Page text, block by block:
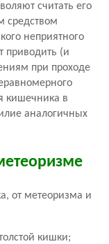
считать его
средством
неприятного
приводить (и
при проходе
кишечника в
аналогичных
от метеоризма и
кишки;